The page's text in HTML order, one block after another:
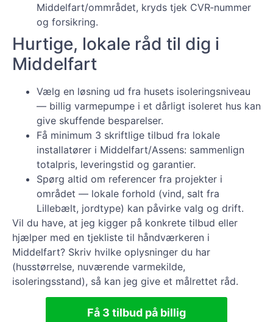
Middelfart/ommrådet, kryds tjek CVR‑nummer
og forsikring.
Hurtige, lokale råd til dig i
Middelfart
Vælg en løsning ud fra husets isoleringsniveau
— billig varmepumpe i et dårligt isoleret hus kan
give skuffende besparelser.
Få minimum 3 skriftlige tilbud fra lokale
installatører i Middelfart/Assens: sammenlign
totalpris, leveringstid og garantier.
Spørg altid om referencer fra projekter i
området — lokale forhold (vind, salt fra
Lillebælt, jordtype) kan påvirke valg og drift.
Vil du have, at jeg kigger på konkrete tilbud eller
hjælper med en tjekliste til håndværkeren i
Middelfart? Skriv hvilke oplysninger du har
(husstørrelse, nuværende varmekilde,
isoleringsstand), så kan jeg give et målrettet råd.
Få 3 tilbud på billig